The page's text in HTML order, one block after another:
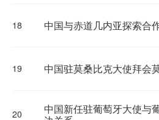
18 中国与赤道几内亚探索合
19 中国驻莫桑比克大使拜会
20
中国新任驻葡萄牙大使与